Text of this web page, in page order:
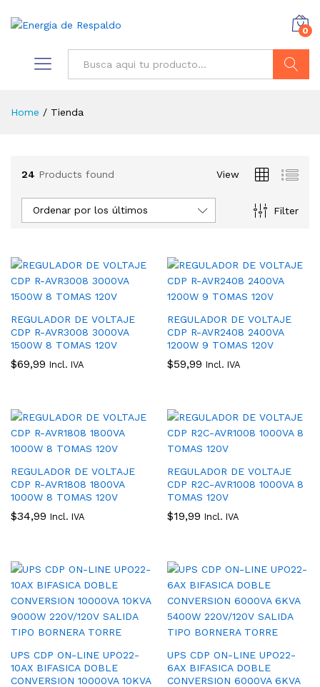
0
Home / Tienda
24 Products found View
Filter
Ordenar por los últimos
REGULADOR DE VOLTAJE
CDP R-AVR3008 3000VA
1500W 8 TOMAS 120V
$69,99 Incl. IVA
REGULADOR DE VOLTAJE
CDP R-AVR2408 2400VA
1200W 9 TOMAS 120V
$59,99 Incl. IVA
REGULADOR DE VOLTAJE
CDP R-AVR1808 1800VA
1000W 8 TOMAS 120V
$34,99 Incl. IVA
REGULADOR DE VOLTAJE
CDP R2C-AVR1008 1000VA 8
TOMAS 120V
$19,99 Incl. IVA
UPS CDP ON-LINE UPO22-
10AX BIFASICA DOBLE
CONVERSION 10000VA 10KVA
UPS CDP ON-LINE UPO22-
6AX BIFASICA DOBLE
CONVERSION 6000VA 6KVA